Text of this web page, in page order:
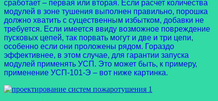
сработает – первая или вторая. Если расчет количества
модулей в зоне тушения выполнен правильно, порошка
должно хватить с существенным избытком, добавки не
требуется. Если имеется ввиду возможное повреждение
пусковых цепей, так порвать могут и две и три цепи,
особенно если они проложены рядом. Гораздо
эффективнее, в этом случае, для гарантии запуска
модулей применять УСП. Это может быть, к примеру,
применение УСП-101-Э – вот ниже картинка.